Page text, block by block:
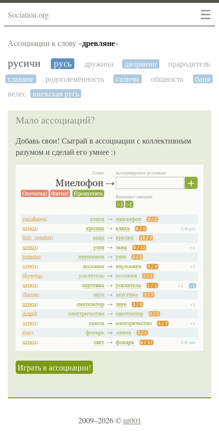
☰
Sociation.org
Ассоциации к слову «древляне»
русичи русь дружина дворянин
прародитель
славяне
родоплемённость галичи общность
баня
велес
киевская русь
Мало ассоциаций?
Добавь свои! Сыграй в ассоциации с коллективным
разумом и сделай его умнее :)
Играть в ассоциации!
2009–2026 ©ur001